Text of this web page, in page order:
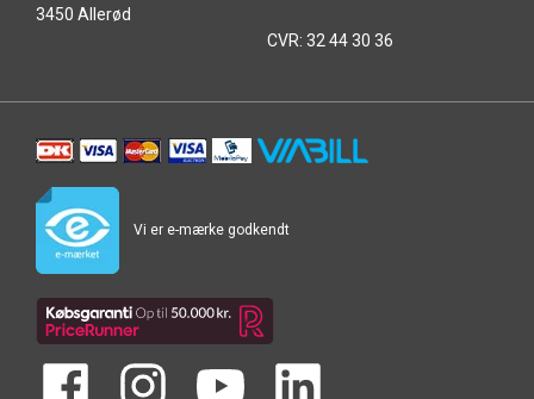
3450 Allerød
CVR: 32 44 30 36
Vi er e-mærke godkendt